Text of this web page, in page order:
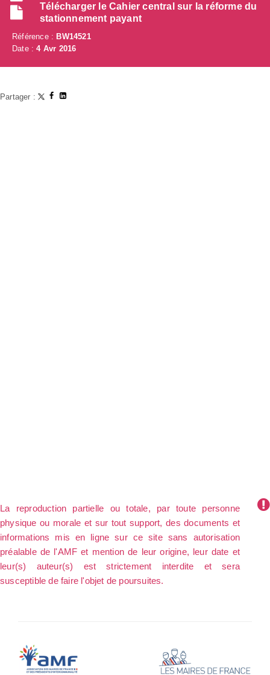
Télécharger le Cahier central sur la réforme du
stationnement payant
Référence :BW14521
Date :4 Avr 2016
Partager :
La reproduction partielle ou totale, par toute personne
physique ou morale et sur tout support, des documents et
informations mis en ligne sur ce site sans autorisation
préalable de l'AMF et mention de leur origine, leur date et
leur(s) auteur(s) est strictement interdite et sera
susceptible de faire l'objet de poursuites.